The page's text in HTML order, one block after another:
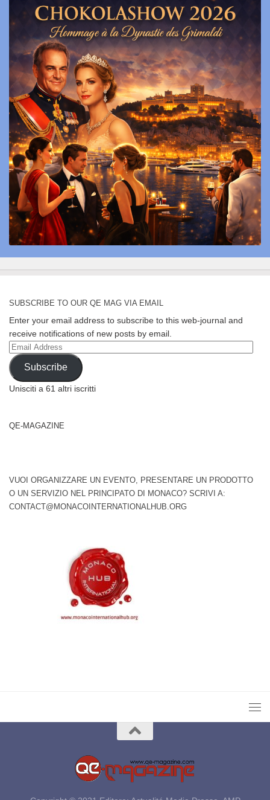
SUBSCRIBE TO OUR QE MAG VIA EMAIL
Enter your email address to subscribe to this web-journal and
receive notifications of new posts by email.
Email
Address
Subscribe
Unisciti a 61 altri iscritti
QE-MAGAZINE
VUOI ORGANIZZARE UN EVENTO, PRESENTARE UN PRODOTTO
O UN SERVIZIO NEL PRINCIPATO DI MONACO? SCRIVI A:
CONTACT@MONACOINTERNATIONALHUB.ORG